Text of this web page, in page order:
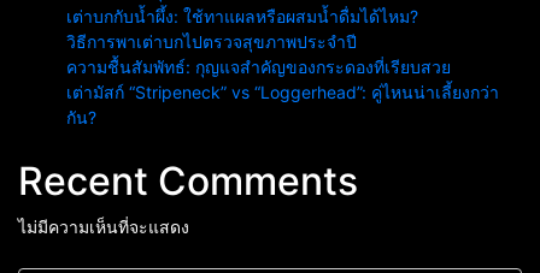
เต่าบกกับน้ำผึ้ง: ใช้ทาแผลหรือผสมน้ำดื่มได้ไหม?
วิธีการพาเต่าบกไปตรวจสุขภาพประจำปี
ความชื้นสัมพัทธ์: กุญแจสำคัญของกระดองที่เรียบสวย
เต่ามัสก์ “Stripeneck” vs “Loggerhead”: คู่ไหนน่าเลี้ยงกว่า
กัน?
Recent Comments
ไม่มีความเห็นที่จะแสดง